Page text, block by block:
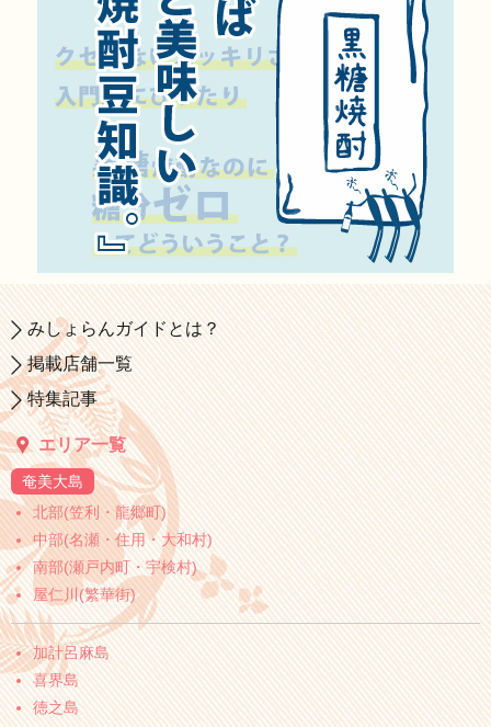
みしょらんガイドとは？
掲載店舗一覧
特集記事
エリア一覧
奄美大島
北部(笠利・龍郷町)
中部(名瀬・住用・大和村)
南部(瀬戸内町・宇検村)
屋仁川(繁華街)
加計呂麻島
喜界島
徳之島